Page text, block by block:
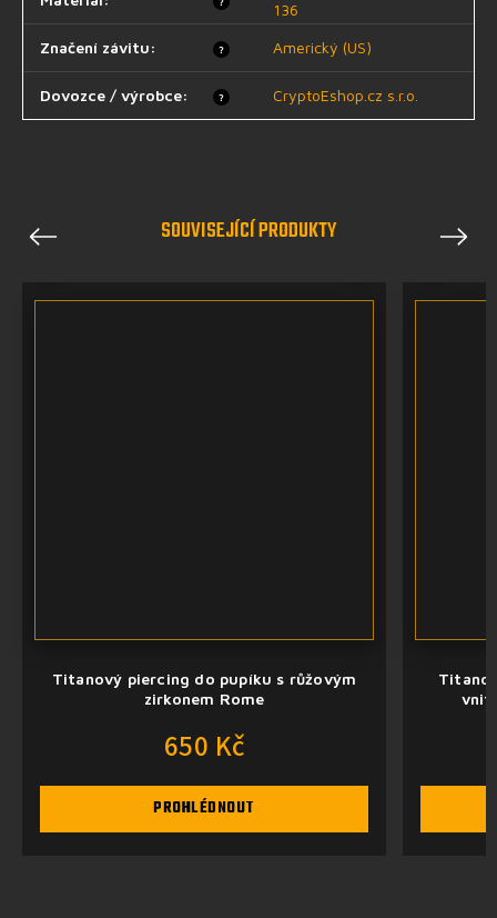
136
?
Značení závitu: Americký (US)
?
Dovozce / výrobce: CryptoEshop.cz s.r.o.
SOUVISEJÍCÍ PRODUKTY
Previous
Titanový piercing do pupíku s růžovým
zirkonem Rome
650 Kč
PROHLÉDNOUT
Next